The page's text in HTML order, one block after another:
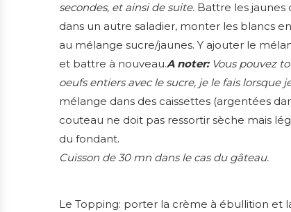
secondes, et ainsi de suite. Battre les jaunes
dans un autre saladier, monter les blancs
au mélange sucre/jaunes. Y ajouter le
et battre à nouveau.A noter:Vous pouvez
oeufs entiers avec le sucre, je le fais lorsque
mélange dans des caissettes (argentées
couteau ne doit pas ressortir sèche mais
du fondant.
Cuisson de 30 mn dans le cas du gâteau.
Le Topping: porter la crème à ébullition et